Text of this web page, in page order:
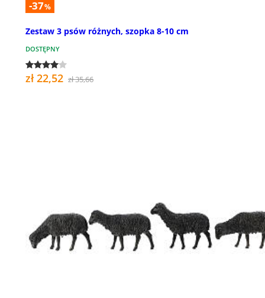
-37%
Zestaw 3 psów różnych, szopka 8-10 cm
DOSTĘPNY
zł 22,52 zł 35,66